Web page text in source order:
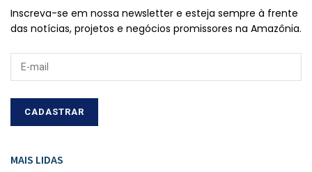
Inscreva-se em nossa newsletter e esteja sempre à frente
das notícias, projetos e negócios promissores na Amazônia.
MAIS LIDAS